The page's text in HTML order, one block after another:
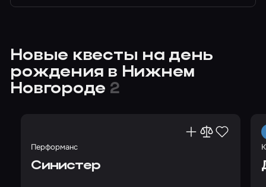
Новые квесты на день
рождения в Нижнем
Новгороде 2
Перформанс
Синистер